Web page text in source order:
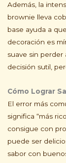
Además, la
brownie lleva
base ayuda a
decoración es
suave sin perder
decisión sutil,
Cómo Lograr
El error más
significa “más
consigue con
puede ser
sabor con